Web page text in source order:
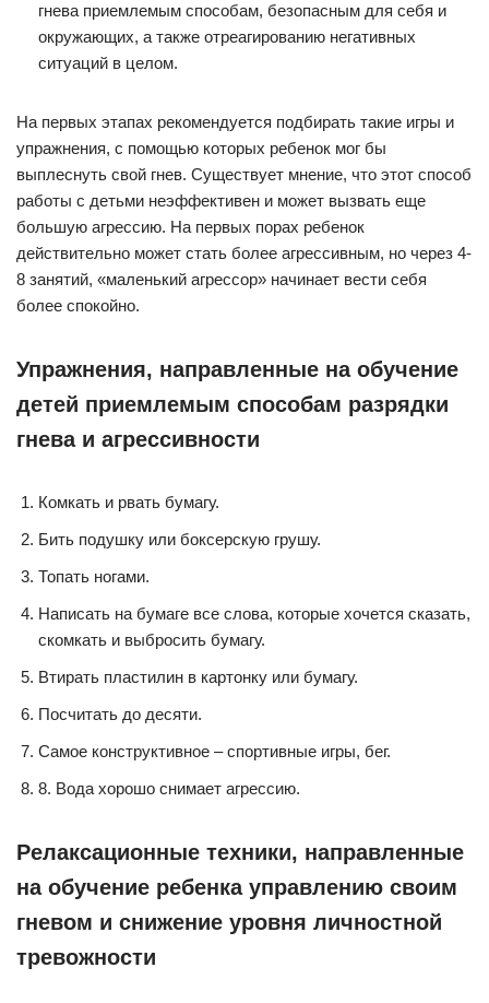
гнева приемлемым способам, безопасным для себя и
окружающих, а также отреагированию негативных
ситуаций в целом.
На первых этапах рекомендуется подбирать такие игры и
упражнения, с помощью которых ребенок мог бы
выплеснуть свой гнев. Существует мнение, что этот способ
работы с детьми неэффективен и может вызвать еще
большую агрессию. На первых порах ребенок
действительно может стать более агрессивным, но через 4-
8 занятий, «маленький агрессор» начинает вести себя
более спокойно.
Упражнения, направленные на обучение
детей приемлемым способам разрядки
гнева и агрессивности
Комкать и рвать бумагу.
Бить подушку или боксерскую грушу.
Топать ногами.
Написать на бумаге все слова, которые хочется сказать,
скомкать и выбросить бумагу.
Втирать пластилин в картонку или бумагу.
Посчитать до десяти.
Самое конструктивное – спортивные игры, бег.
8. Вода хорошо снимает агрессию.
Релаксационные техники, направленные
на обучение ребенка управлению своим
гневом и снижение уровня личностной
тревожности